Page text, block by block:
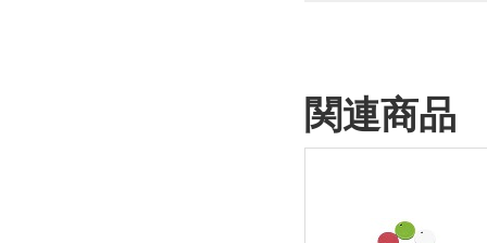
関連商品